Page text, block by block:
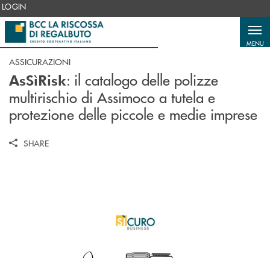
Salta al contenuto principale
LOGIN
MENU
ASSICURAZIONI
AsSìRisk: il catalogo delle polizze
multirischio di Assimoco a tutela e
protezione delle piccole e medie imprese
SHARE